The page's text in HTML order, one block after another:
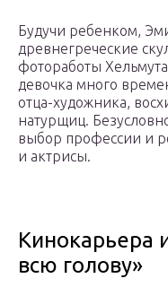
Будучи ребенком,
древнегреческие
фотоработы
девочка много
отца-художника,
натурщиц.
выбор профессии и
и актрисы.
Кинокарьера
всю голову»